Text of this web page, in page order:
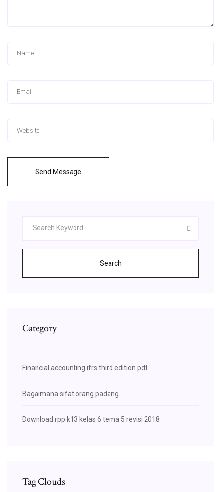
Send Message
Search
Category
Financial accounting ifrs third edition pdf
Bagaimana sifat orang padang
Download rpp k13 kelas 6 tema 5 revisi 2018
Tag Clouds